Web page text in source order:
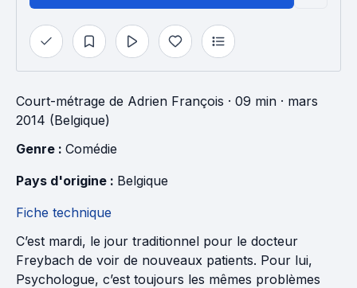
Court-métrage de Adrien François · 09 min · mars
2014 (Belgique)
Genre : Comédie
Pays d'origine : Belgique
Fiche technique
C’est mardi, le jour traditionnel pour le docteur
Freybach de voir de nouveaux patients. Pour lui,
Psychologue, c’est toujours les mêmes problèmes